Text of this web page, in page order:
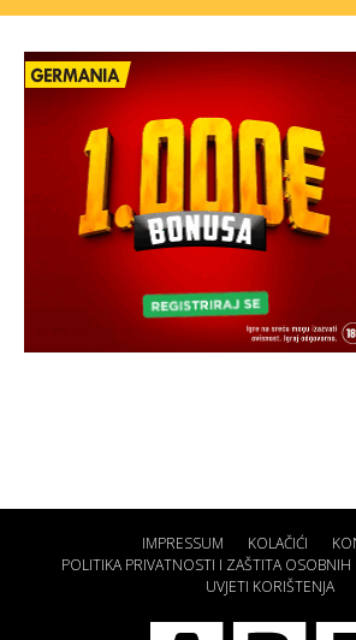
IMPRESSUM KOLAČIĆI
POLITIKA PRIVATNOSTI I ZAŠTITA OSOBNIH
UVJETI KORIŠTENJA